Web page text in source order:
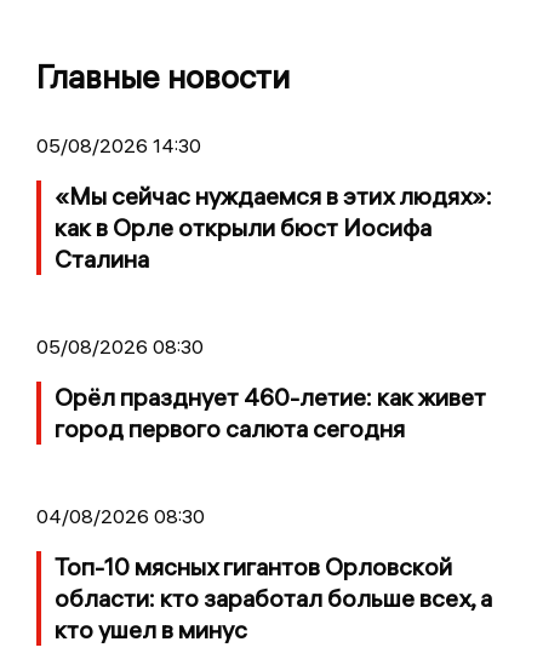
Главные новости
05/08/2026 14:30
«Мы сейчас нуждаемся в этих людях»:
как в Орле открыли бюст Иосифа
Сталина
05/08/2026 08:30
Орёл празднует 460-летие: как живет
город первого салюта сегодня
04/08/2026 08:30
Топ-10 мясных гигантов Орловской
области: кто заработал больше всех, а
кто ушел в минус